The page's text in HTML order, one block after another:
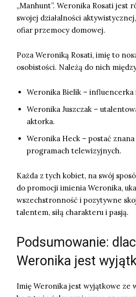
„Manhunt”. Weronika Rosati jest
swojej działalności
ofiar przemocy domowej.
Poza Weroniką Rosati, imię to
osobistości. Należą do nich
Weronika Bielik – influencerka
Weronika Juszczak –
aktorka.
Weronika Heck – postać znana
programach telewizyjnych.
Każda z tych kobiet, na swój
do promocji imienia Weronika,
wszechstronność i pozytywne
talentem, siłą charakteru i pasją.
Podsumowanie:
Weronika jest
Imię Weronika jest wyjątkowe ze